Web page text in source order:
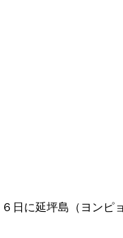
日に延坪島（ヨンピ